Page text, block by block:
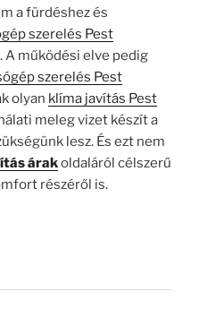
a fürdéshez és
szerelés Pest
A működési elve pedig
szerelés Pest
olyan klíma javítás Pest
meleg vizet készít a
lesz. És ezt nem
árakoldaláról célszerű
részéről is.